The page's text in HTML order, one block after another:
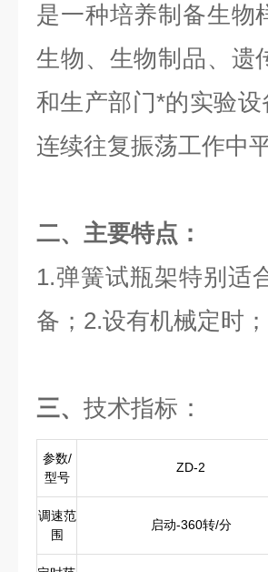
是一种培养制备生物
生物、生物制品、遗
和生产部门*的实验
连续往复振荡工作中
二、主要特点：
1.弹簧试瓶架特别适
备；2.设有机械定时
三、 技术指标 ：
参数/
型号
ZD-2
调速范
围
启动-360转/分